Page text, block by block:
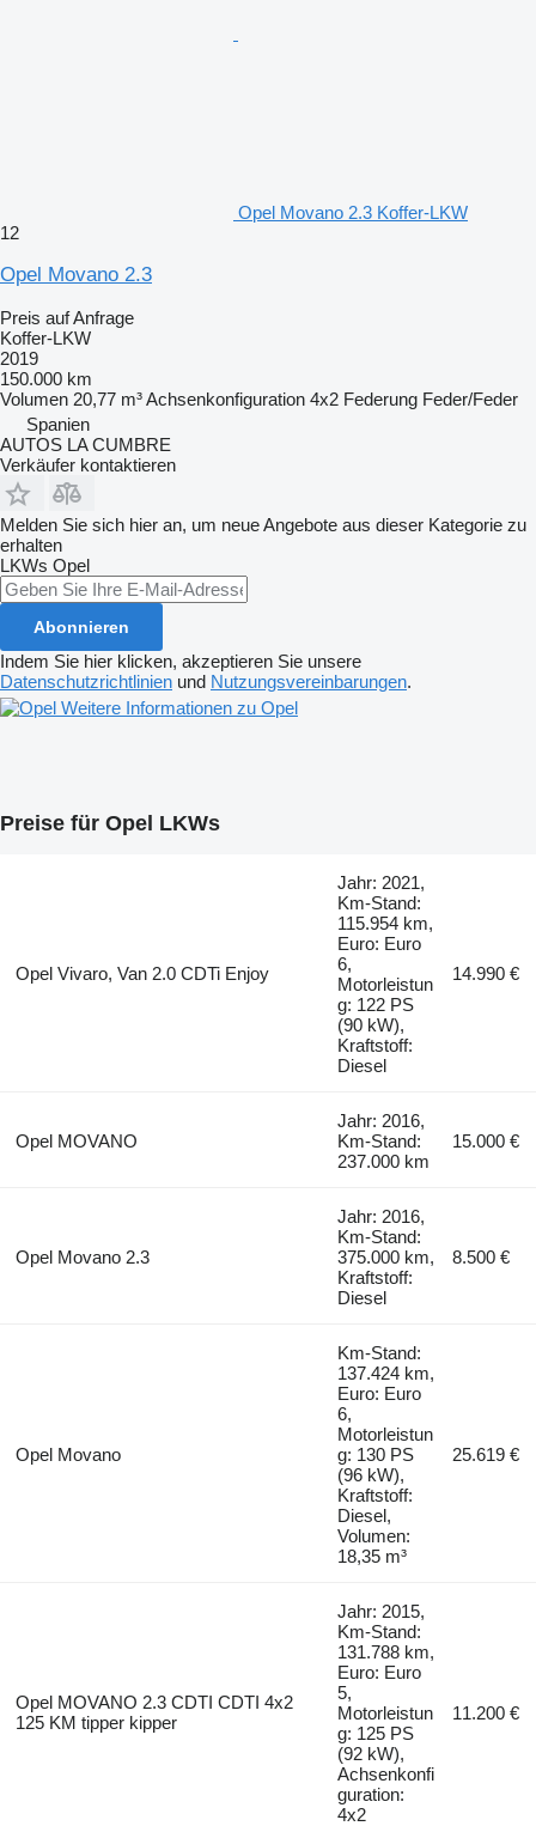
Opel Movano 2.3 Koffer-LKW
12
Opel Movano 2.3
Preis auf Anfrage
Koffer-LKW
2019
150.000 km
Volumen 20,77 m³Achsenkonfiguration 4x2 Federung Feder/Feder
Spanien
AUTOS LA CUMBRE
Verkäufer kontaktieren
Melden Sie sich hier an, um neue Angebote aus dieser Kategorie zu
erhalten
LKWs Opel
Abonnieren
Indem Sie hier klicken, akzeptieren Sie unsere
Datenschutzrichtlinien und Nutzungsvereinbarungen.
Weitere Informationen zu Opel
Preise für Opel LKWs
Opel Vivaro, Van 2.0 CDTi Enjoy
Jahr: 2021,
Km-Stand:
115.954 km,
Euro: Euro
6,
Motorleistun
g: 122 PS
(90 kW),
Kraftstoff:
Diesel
14.990 €
Opel MOVANO
Jahr: 2016,
Km-Stand:
237.000 km
15.000 €
Opel Movano 2.3
Jahr: 2016,
Km-Stand:
375.000 km,
Kraftstoff:
Diesel
8.500 €
Opel Movano
Km-Stand:
137.424 km,
Euro: Euro
6,
Motorleistun
g: 130 PS
(96 kW),
Kraftstoff:
Diesel,
Volumen:
18,35 m³
25.619 €
Opel MOVANO 2.3 CDTI CDTI 4x2
125 KM tipper kipper
Jahr: 2015,
Km-Stand:
131.788 km,
Euro: Euro
5,
Motorleistun
g: 125 PS
(92 kW),
Achsenkonfi
guration:
4x2
11.200 €